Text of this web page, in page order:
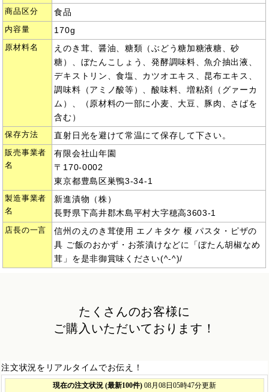
商品区分 食品
内容量 170g
原材料名
えのき茸、醤油、糖類（ぶどう糖加糖液糖、砂
糖）、ぼたんこしょう、発酵調味料、魚介抽出液、
デキストリン、食塩、カツオエキス、昆布エキス、
調味料（アミノ酸等）、酸味料、増粘剤（グァーカ
ム）、（原材料の一部に小麦、大豆、豚肉、さばを
含む）
保存方法 直射日光を避けて常温にて保存して下さい。
販売事業者
名
有限会社山年園
〒170-0002
東京都豊島区巣鴨3-34-1
製造事業者
名
新進漬物（株）
長野県下高井郡木島平村大字穂高3603-1
店長の一言
信州のえのき茸使用 エノキタケ 榎 パスタ・ピザの
具 ご飯のおかず・お茶漬けなどに「ぼたん胡椒なめ
茸」を是非御賞味ください(^-^)/
たくさんのお客様に
ご購入いただいております！
注文状況をリアルタイムでお伝え！